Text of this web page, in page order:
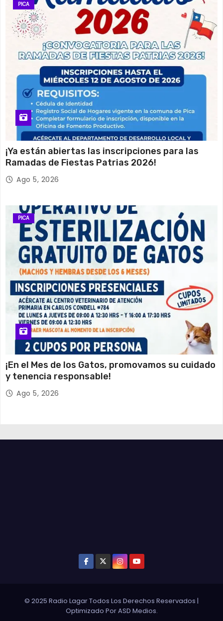
PICA
¡Ya están abiertas las inscripciones para las
Ramadas de Fiestas Patrias 2026!
Ago 5, 2026
PICA
¡En el Mes de los Gatos, promovamos su cuidado
y tenencia responsable!
Ago 5, 2026
© 2025 Radio Lagar Todos Los Derechos Reservados |
Optimizado PorASD Medios.